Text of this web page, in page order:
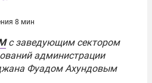
8 мин
с заведующим сектором
администрации
Фуадом Ахундовым